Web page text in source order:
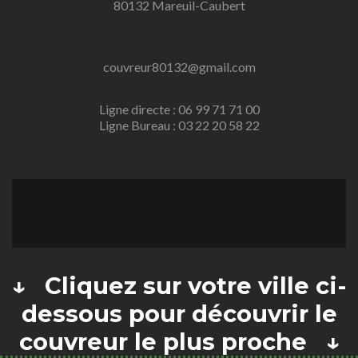
80132 Mareuil-Caubert
couvreur80132@gmail.com
Ligne directe : 06 99 71 71 00
Ligne Bureau : 03 22 20 58 22
↓ Cliquez sur votre ville ci-
dessous pour découvrir le
couvreur le plus proche ↓